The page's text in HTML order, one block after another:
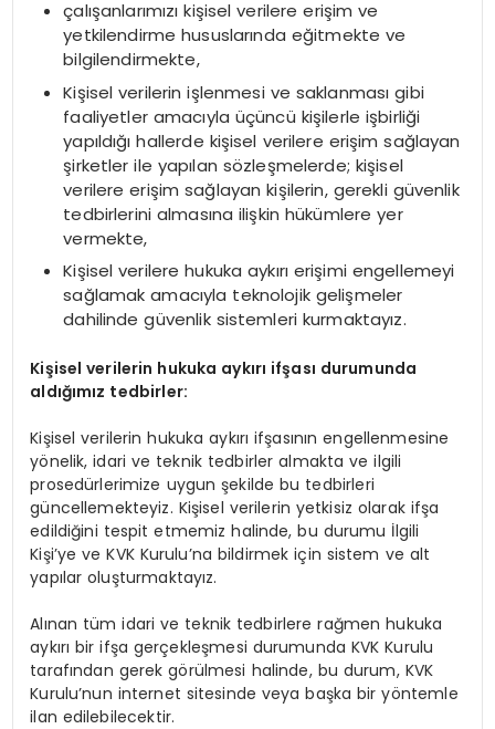
çalışanlarımızı kişisel verilere erişim ve
yetkilendirme hususlarında eğitmekte ve
bilgilendirmekte,
Kişisel verilerin işlenmesi ve saklanması gibi
faaliyetler amacıyla üçüncü kişilerle işbirliği
yapıldığı hallerde kişisel verilere erişim sağlayan
şirketler ile yapılan sözleşmelerde; kişisel
verilere erişim sağlayan kişilerin, gerekli güvenlik
tedbirlerini almasına ilişkin hükümlere yer
vermekte,
Kişisel verilere hukuka aykırı erişimi engellemeyi
sağlamak amacıyla teknolojik gelişmeler
dahilinde güvenlik sistemleri kurmaktayız.
Kişisel verilerin hukuka aykırı ifşası durumunda
aldığımız tedbirler:
Kişisel verilerin hukuka aykırı ifşasının engellenmesine
yönelik, idari ve teknik tedbirler almakta ve ilgili
prosedürlerimize uygun şekilde bu tedbirleri
güncellemekteyiz. Kişisel verilerin yetkisiz olarak ifşa
edildiğini tespit etmemiz halinde, bu durumu İlgili
Kişi’ye ve KVK Kurulu’na bildirmek için sistem ve alt
yapılar oluşturmaktayız.
Alınan tüm idari ve teknik tedbirlere rağmen hukuka
aykırı bir ifşa gerçekleşmesi durumunda KVK Kurulu
tarafından gerek görülmesi halinde, bu durum, KVK
Kurulu’nun internet sitesinde veya başka bir yöntemle
ilan edilebilecektir.